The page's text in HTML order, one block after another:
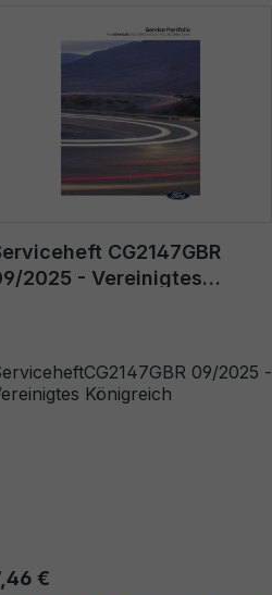
CG2147GBR
2025 - Vereinigtes
09/2025 -
Königreich
Preis:
€